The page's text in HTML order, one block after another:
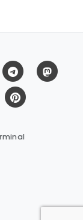
Telegram
Pinterest